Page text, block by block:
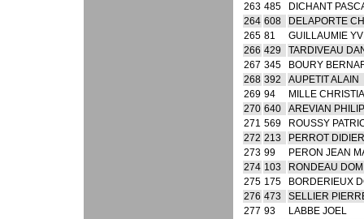
263 485
DICHANT
264 608
DELAPORTE
265 81
GUILLAUMIE
266 429
TARDIVEAU
267 345
BOURY
268 392
AUPETIT ALAIN
269 94
MILLE
270 640
AREVIAN
271 569
ROUSSY
272 213
PERROT DIDIER
273 99
PERON JEAN
274 103
RONDEAU
275 175
BORDERIEUX
276 473
SELLIER
277 93
LABBE JOEL